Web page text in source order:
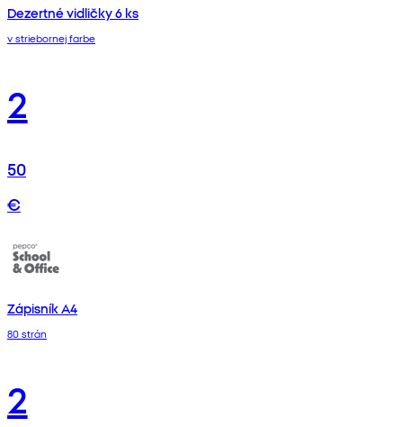
Dezertné vidličky 6 ks
v striebornej farbe
2
50
€
Zápisník A4
80 strán
2